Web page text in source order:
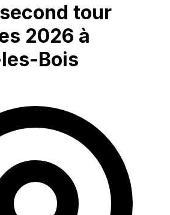
tour
2026 à
Bois